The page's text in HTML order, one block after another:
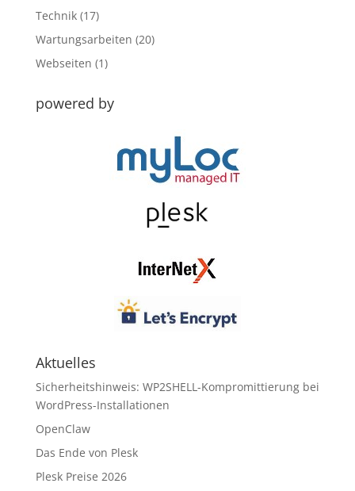
Technik(17)
Wartungsarbeiten (20)
Webseiten (1)
powered by
Aktuelles
Sicherheitshinweis: WP2SHELL-Kompromittierung bei
WordPress-Installationen
OpenClaw
Das Ende von Plesk
Plesk Preise 2026